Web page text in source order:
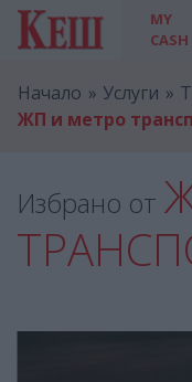
MY
CASH
Начало Услуги
ЖП и метро
Избрано от